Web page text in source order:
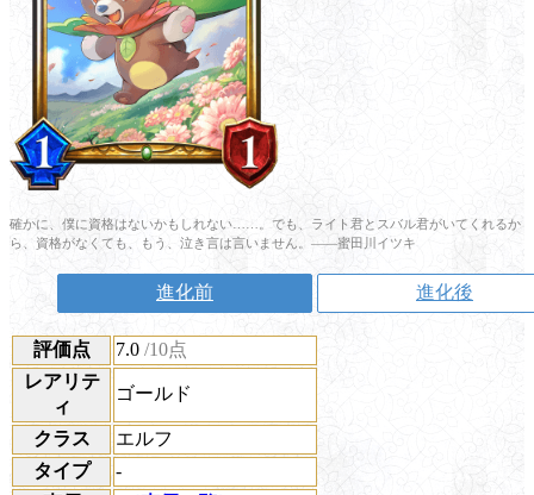
確かに、僕に資格はないかもしれない……。でも、ライト君とスバル君がいてくれるか
ら、資格がなくても、もう、泣き言は言いません。――蜜田川イツキ
進化前 進化後
評価点 7.0 /10点
レアリテ
ィ
ゴールド
クラス
エルフ
タイプ
-